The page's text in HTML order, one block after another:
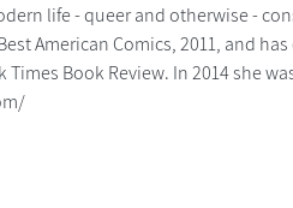
life - queer and otherwise -
American Comics, 2011, and
Book Review. In 2014 she